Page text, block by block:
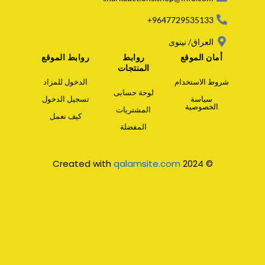
p 9647729535133+
العراق/ نينوى
أمان الموقع
شروط الاستخدام
لوحة حسابى
المشتريات
روابط الموقع
الدخول للمزاد
تسجيل الدخول
كيف نعمل
qalamsite.com